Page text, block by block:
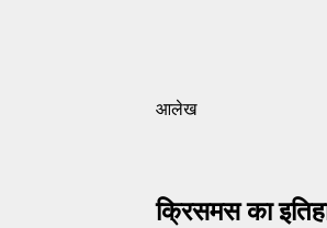
आलेख
क्रिसमस का